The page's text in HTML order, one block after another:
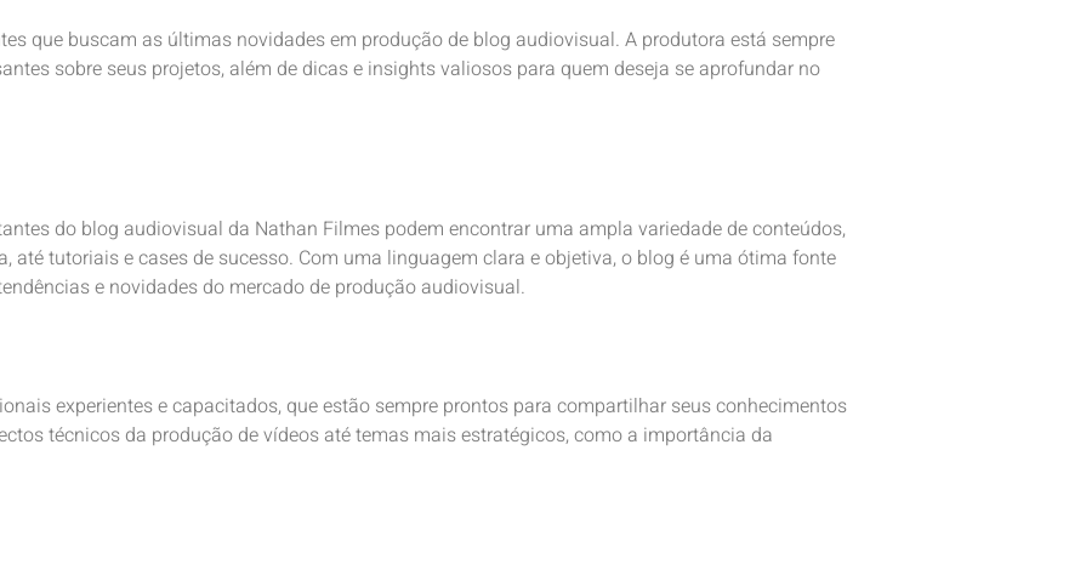
que buscam as últimas novidades em produção de blog audiovisual. A produtora está sempre
sobre seus projetos, além de dicas e insights valiosos para quem deseja se aprofundar no
do blog audiovisual da Nathan Filmes podem encontrar uma ampla variedade de conteúdos,
até tutoriais e cases de sucesso. Com uma linguagem clara e objetiva, o blog é uma ótima fonte
e novidades do mercado de produção audiovisual.
experientes e capacitados, que estão sempre prontos para compartilhar seus conhecimentos
técnicos da produção de vídeos até temas mais estratégicos, como a importância da